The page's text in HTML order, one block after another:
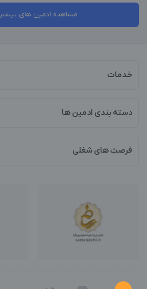
مشاهده ادمین های بیشتر
خدمات
دسته بندی ادمین ها
فرصت های شغلی